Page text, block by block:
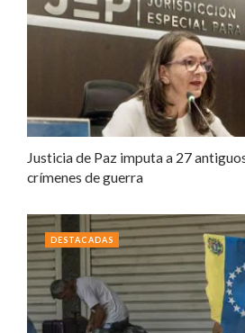
Justicia de Paz imputa a 27
crímenes de guerra
DESTACADAS